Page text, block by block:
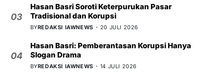
03
Hasan Basri Soroti Keterpurukan Pasar
Tradisional dan Korupsi
BYREDAKSI IAWNEWS 20 JULI 2026
04
Hasan Basri: Pemberantasan Korupsi Hanya
Slogan Drama
BYREDAKSI IAWNEWS 14 JULI 2026